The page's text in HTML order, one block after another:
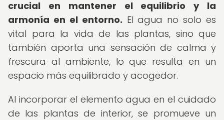
crucial en mantener el equilibrio y la
armonía en el entorno. El agua no solo es
vital para la vida de las plantas, sino que
también aporta una sensación de calma y
frescura al ambiente, lo que resulta en un
espacio más equilibrado y acogedor.
Al incorporar el elemento agua en el cuidado
de las plantas de interior, se promueve un